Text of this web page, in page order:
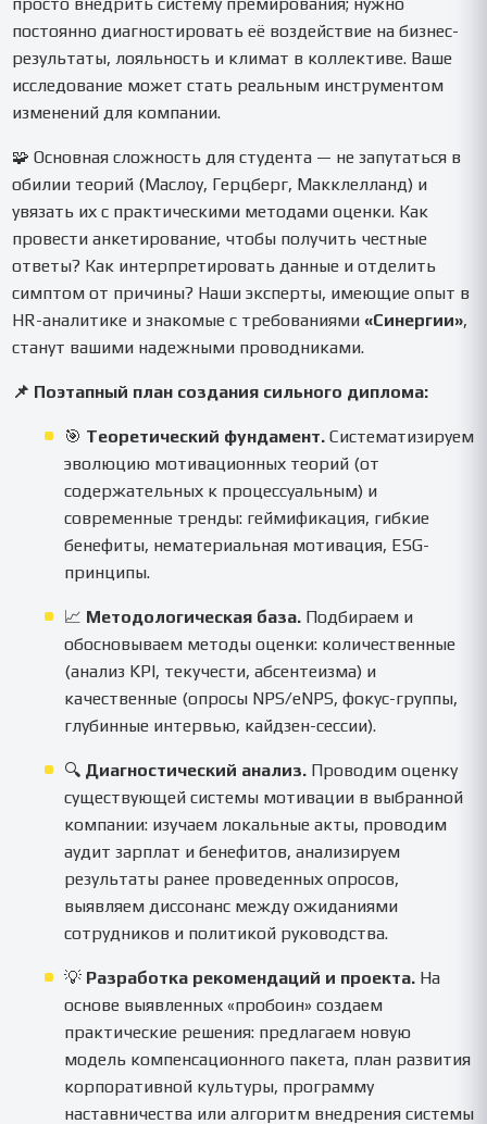
постоянно диагностировать её воздействие на бизнес-
результаты, лояльность и климат в коллективе. Ваше
исследование может стать реальным инструментом
изменений для компании.
🧩 Основная сложность для студента — не запутаться в
обилии теорий (Маслоу, Герцберг, Макклелланд) и
увязать их с практическими методами оценки. Как
провести анкетирование, чтобы получить честные
ответы? Как интерпретировать данные и отделить
симптом от причины? Наши эксперты, имеющие опыт в
HR-аналитике и знакомые с требованиями«Синергии»,
станут вашими надежными проводниками.
📌 Поэтапный план создания сильного диплома:
🎯 Теоретический фундамент. Систематизируем
эволюцию мотивационных теорий (от
содержательных к процессуальным) и
современные тренды: геймификация, гибкие
бенефиты, нематериальная мотивация, ESG-
принципы.
📈 Методологическая база. Подбираем и
обосновываем методы оценки: количественные
(анализ KPI, текучести, абсентеизма) и
качественные (опросы NPS/eNPS, фокус-группы,
глубинные интервью, кайдзен-сессии).
🔍 Диагностический анализ. Проводим оценку
существующей системы мотивации в выбранной
компании: изучаем локальные акты, проводим
аудит зарплат и бенефитов, анализируем
результаты ранее проведенных опросов,
выявляем диссонанс между ожиданиями
сотрудников и политикой руководства.
💡 Разработка рекомендаций и проекта. На
основе выявленных «пробоин» создаем
практические решения: предлагаем новую
модель компенсационного пакета, план развития
корпоративной культуры, программу
наставничества или алгоритм внедрения системы